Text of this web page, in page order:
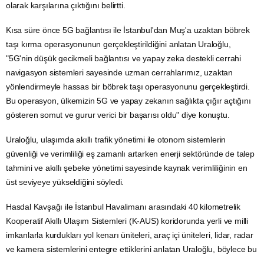
olarak karşılarına çıktığını belirtti.
Kısa süre önce 5G bağlantısı ile İstanbul'dan Muş'a uzaktan böbrek
taşı kırma operasyonunun gerçekleştirildiğini anlatan Uraloğlu,
"5G'nin düşük gecikmeli bağlantısı ve yapay zeka destekli cerrahi
navigasyon sistemleri sayesinde uzman cerrahlarımız, uzaktan
yönlendirmeyle hassas bir böbrek taşı operasyonunu gerçekleştirdi.
Bu operasyon, ülkemizin 5G ve yapay zekanın sağlıkta çığır açtığını
gösteren somut ve gurur verici bir başarısı oldu" diye konuştu.
Uraloğlu, ulaşımda akıllı trafikyönetimi ile otonom sistemlerin
güvenliği ve verimliliği eş zamanlı artarkenenerjisektöründe de talep
tahmini ve akıllı şebeke yönetimi sayesinde kaynak verimliliğinin en
üst seviyeye yükseldiğini söyledi.
Hasdal Kavşağı ile İstanbulHavalimanı arasındaki 40 kilometrelik
KooperatifAkıllı Ulaşım Sistemleri (K-AUS) koridorunda yerli ve milli
imkanlarla kurdukları yol kenarı üniteleri, araç içi üniteleri, lidar, radar
ve kamera sistemlerini entegre ettiklerini anlatan Uraloğlu, böylece bu